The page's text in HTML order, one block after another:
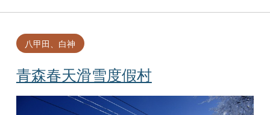
青森春天滑雪度假村
八甲田、白神